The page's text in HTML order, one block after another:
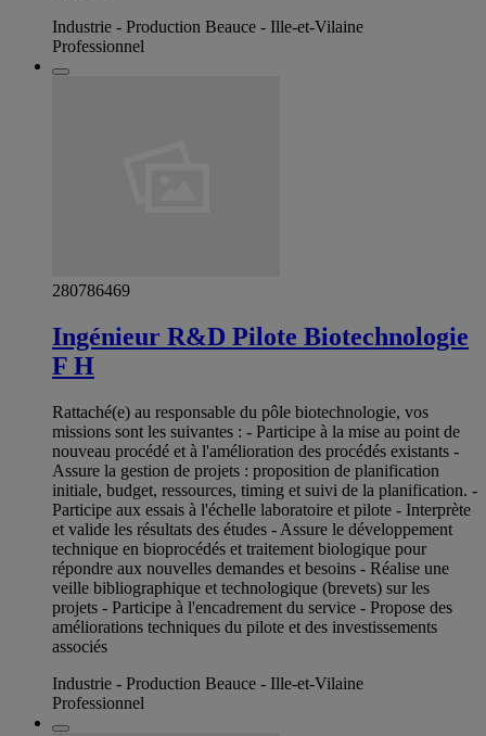
Industrie - Production Beauce - Ille-et-Vilaine
Professionnel
280786469
Ingénieur R&D Pilote Biotechnologie
F H
Rattaché(e) au responsable du pôle biotechnologie, vos
missions sont les suivantes : - Participe à la mise au point de
nouveau procédé et à l'amélioration des procédés existants -
Assure la gestion de projets : proposition de planification
initiale, budget, ressources, timing et suivi de la planification. -
Participe aux essais à l'échelle laboratoire et pilote - Interprète
et valide les résultats des études - Assure le développement
technique en bioprocédés et traitement biologique pour
répondre aux nouvelles demandes et besoins - Réalise une
veille bibliographique et technologique (brevets) sur les
projets - Participe à l'encadrement du service - Propose des
améliorations techniques du pilote et des investissements
associés
Industrie - Production Beauce - Ille-et-Vilaine
Professionnel